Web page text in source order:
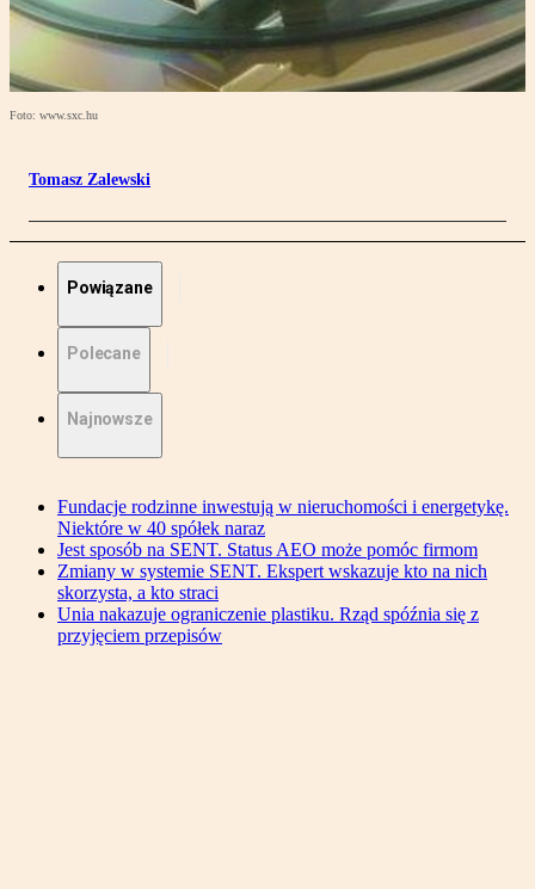
Foto: www.sxc.hu
Tomasz Zalewski
Powiązane
Polecane
Najnowsze
Fundacje rodzinne inwestują w nieruchomości i energetykę.
Niektóre w 40 spółek naraz
Jest sposób na SENT. Status AEO może pomóc firmom
Zmiany w systemie SENT. Ekspert wskazuje kto na nich
skorzysta, a kto straci
Unia nakazuje ograniczenie plastiku. Rząd spóźnia się z
przyjęciem przepisów